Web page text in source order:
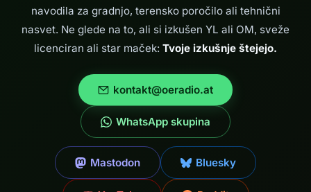
navodila za gradnjo, terensko poročilo ali tehnični
nasvet. Ne glede na to, ali si izkušen YL ali OM, sveže
licenciran ali star maček: Tvoje izkušnje štejejo.
kontakt@oeradio.at
WhatsApp skupina
Mastodon Bluesky